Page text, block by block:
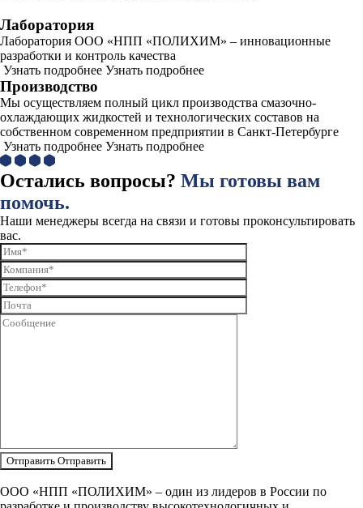
Лаборатория
Лаборатория ООО «НПП «ПОЛИХИМ» – инновационные
разработки и контроль качества
Узнать подробнее Узнать подробнее
Производство
Мы осуществляем полный цикл производства смазочно-
охлаждающих жидкостей и технологических составов на
собственном современном предприятии в Санкт-Петербурге
Узнать подробнее Узнать подробнее
Остались вопросы? Мы готовы вам
помочь.
Наши менеджеры всегда на связи и готовы проконсультировать
вас.
Отправить Отправить
ООО «НПП «ПОЛИХИМ» – один из лидеров в России по